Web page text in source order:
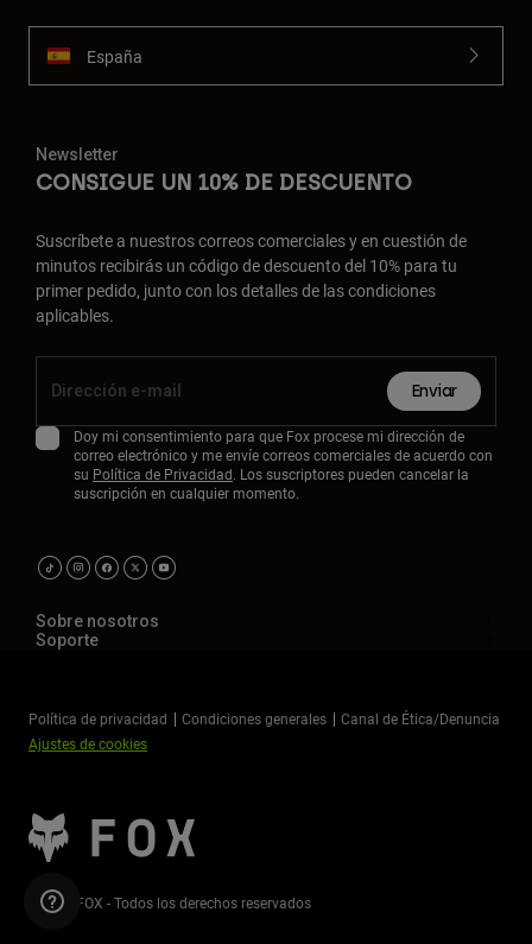
España
Newsletter
CONSIGUE UN 10% DE DESCUENTO
Suscríbete a nuestros correos comerciales y en cuestión de
minutos recibirás un código de descuento del 10% para tu
primer pedido, junto con los detalles de las condiciones
aplicables.
Enviar
Doy mi consentimiento para que Fox procese mi dirección de
correo electrónico y me envíe correos comerciales de acuerdo con
su Política de Privacidad. Los suscriptores pueden cancelar la
suscripción en cualquier momento.
Sobre nosotros
Soporte
Política de privacidad Condiciones generales
Canal de Ética/Denuncia
Ajustes de cookies
©2026 FOX - Todos los derechos reservados